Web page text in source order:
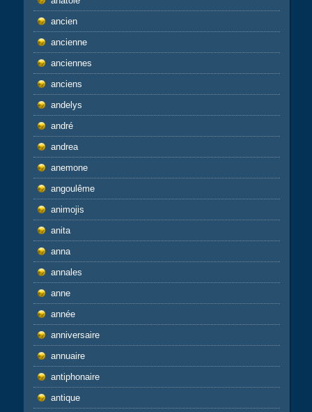
ancien
ancienne
anciennes
anciens
andelys
andré
andrea
anemone
angoulême
animojis
anita
anna
annales
anne
année
anniversaire
annuaire
antiphonaire
antique